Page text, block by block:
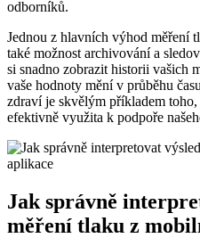
odborníků.
Jednou z hlavních výhod měření
také možnost archivování a
si snadno zobrazit historii vašich
vaše hodnoty mění v průběhu
zdraví je skvělým příkladem
efektivně využita k podpoře
Jak správně
měření tlaku z